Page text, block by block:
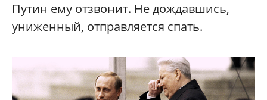
Путин ему отзвонит. Не дождавшись,
униженный, отправляется спать.